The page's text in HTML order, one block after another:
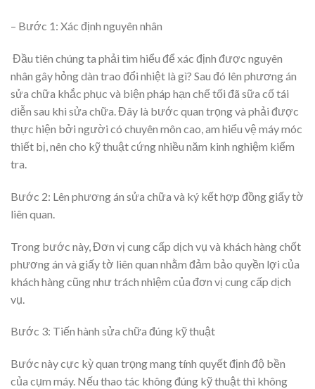
– Bước 1: Xác định nguyên nhân
Đầu tiên chúng ta phải tìm hiểu để xác định được nguyên
nhân gây hỏng dàn trao đổi nhiệt là gì? Sau đó lên phương án
sửa chữa khắc phục và biện pháp hạn chế tối đã sữa cố tái
diễn sau khi sửa chữa. Đây là bước quan trọng và phải được
thực hiện bởi người có chuyên môn cao, am hiểu vệ máy móc
thiết bị, nên cho kỹ thuật cứng nhiều năm kinh nghiệm kiểm
tra.
Bước 2: Lên phương án sửa chữa và ký kết hợp đồng giấy tờ
liên quan.
Trong bước này, Đơn vị cung cấp dịch vụ và khách hàng chốt
phương án và giấy tờ liên quan nhằm đảm bảo quyền lợi của
khách hàng cũng như trách nhiệm của đơn vị cung cấp dịch
vụ.
Bước 3: Tiến hành sửa chữa đúng kỹ thuật
Bước này cực kỳ quan trọng mang tính quyết định độ bền
của cụm máy. Nếu thao tác không đúng kỹ thuật thì không